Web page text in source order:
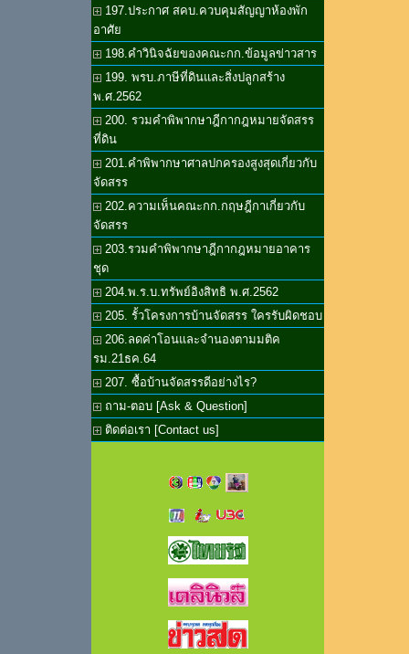
197.ประกาศ สคบ.ควบคุมสัญญาห้องพัก
อาศัย
198.คำวินิจฉัยของคณะกก.ข้อมูลข่าวสาร
199. พรบ.ภาษีที่ดินและสิ่งปลูกสร้าง
พ.ศ.2562
200. รวมคำพิพากษาฎีกากฎหมายจัดสรร
ที่ดิน
201.คำพิพากษาศาลปกครองสูงสุดเกี่ยวกับ
จัดสรร
202.ความเห็นคณะกก.กฤษฎีกาเกี่ยวกับ
จัดสรร
203.รวมคำพิพากษาฎีกากฎหมายอาคาร
ชุด
204.พ.ร.บ.ทรัพย์อิงสิทธิ พ.ศ.2562
205. รั้วโครงการบ้านจัดสรร ใครรับผิดชอบ
206.ลดค่าโอนและจำนองตามมติค
รม.21ธค.64
207. ซื้อบ้านจัดสรรดีอย่างไร?
ถาม-ตอบ [Ask & Question]
ติดต่อเรา [Contact us]